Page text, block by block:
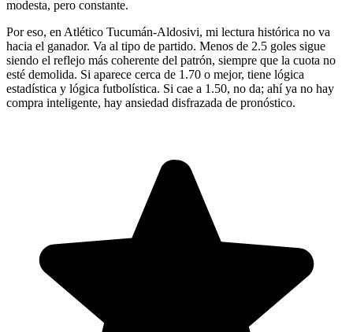
modesta, pero constante.
Por eso, en Atlético Tucumán-Aldosivi, mi lectura histórica no va
hacia el ganador. Va al tipo de partido. Menos de 2.5 goles sigue
siendo el reflejo más coherente del patrón, siempre que la cuota no
esté demolida. Si aparece cerca de 1.70 o mejor, tiene lógica
estadística y lógica futbolística. Si cae a 1.50, no da; ahí ya no hay
compra inteligente, hay ansiedad disfrazada de pronóstico.